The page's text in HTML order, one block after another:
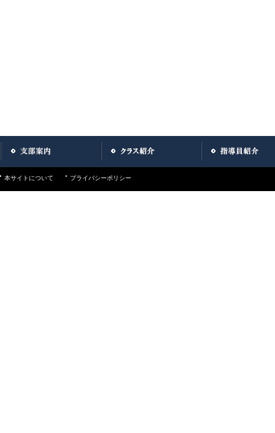
本サイトについて プライバシーポリシー